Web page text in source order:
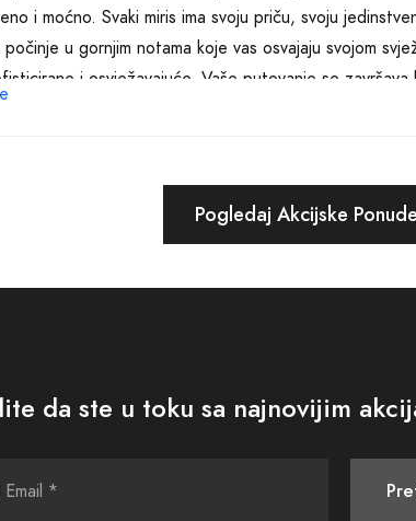
i moćno. Svaki miris ima svoju priču, svoju
u gornjim notama koje vas osvajaju svojom
i osvježavajuće. Vaše putovanje se
Bez obzira da li ste avanturističkog duha,
za vas. Naša strast je da pružimo jedinstveno
muških parfema je vaša prilika da istaknete svoj
čaroliju koju vam naša kolekcija pruža. Vaša
Pogledaj Akcijske
da ste u toku sa najnovijim